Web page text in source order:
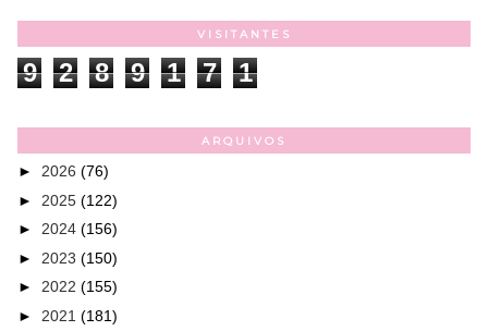
VISITANTES
9 2 8 9 1 7 1
ARQUIVOS
► 2026 (76)
► 2025 (122)
► 2024 (156)
► 2023 (150)
► 2022 (155)
► 2021 (181)